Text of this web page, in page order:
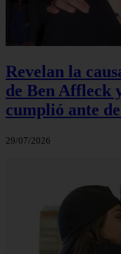
Revelan la
de Ben Affleck
cumplió ante
29/07/2026